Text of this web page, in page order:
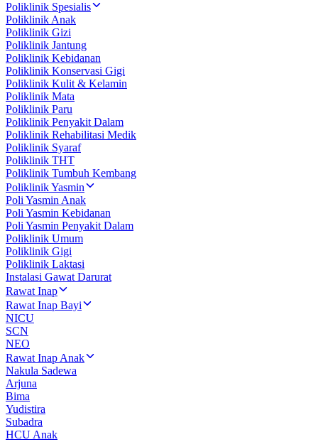
Poliklinik Spesialis
Poliklinik Anak
Poliklinik Gizi
Poliklinik Jantung
Poliklinik Kebidanan
Poliklinik Konservasi Gigi
Poliklinik Kulit & Kelamin
Poliklinik Mata
Poliklinik Paru
Poliklinik Penyakit Dalam
Poliklinik Rehabilitasi Medik
Poliklinik Syaraf
Poliklinik THT
Poliklinik Tumbuh Kembang
Poliklinik Yasmin
Poli Yasmin Anak
Poli Yasmin Kebidanan
Poli Yasmin Penyakit Dalam
Poliklinik Umum
Poliklinik Gigi
Poliklinik Laktasi
Instalasi Gawat Darurat
Rawat Inap
Rawat Inap Bayi
NICU
SCN
NEO
Rawat Inap Anak
Nakula Sadewa
Arjuna
Bima
Yudistira
Subadra
HCU Anak